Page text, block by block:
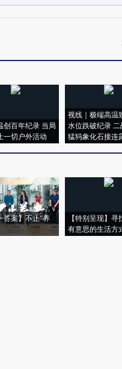
创百年纪录 当局
一切户外活动
视线｜极端高温
水位跌破纪录
猛犸象化石接连
答案】不止“养
【特别呈现】
有意思的生活方